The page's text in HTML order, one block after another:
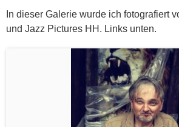
n dieser Galerie wurde ich fotografiert
und Jazz Pictures HH. Links unten.